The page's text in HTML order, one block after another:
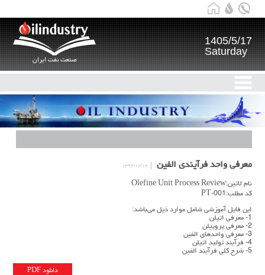
صنعت نفت ایران
1405/5/17
Saturday
معرفی واحد فرآیندی الفین ۱۳۹۴/۱۲/۱۲
نام لاتین:Olefine Unit Process Review
کد مطلب:PT-001
این فایل آموزشی شامل موارد ذیل می‌باشد:
1- معرفی اتیلن
2- معرفی پروپیلن
3- معرفی واحدهای الفین
4- فرآیند تولید اتیلن
5- شرح کلی فرآیند الفین
دانلود PDF